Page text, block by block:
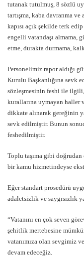
tutanak tutulmuş, 8 sözlü
tartışma, kaba davranma
kapısı açık şekilde terk
engelli vatandaşı almama,
etme, durakta durmama,
Personelimiz rapor aldığı
Kurulu Başkanlığına sevk
sözleşmesinin feshi ile
kurallarına uymayan haller
dikkate alınarak gereğinin
sevk edilmiştir. Bunun
feshedilmiştir.
Toplu taşıma gibi
bir kamu hizmetindeyse
Eğer standart prosedürü
adaletsizlik ve saygısızlık
“Vatanını en çok seven
şehitlik mertebesine
vatanımıza olan sevgimiz
devam edeceğiz.